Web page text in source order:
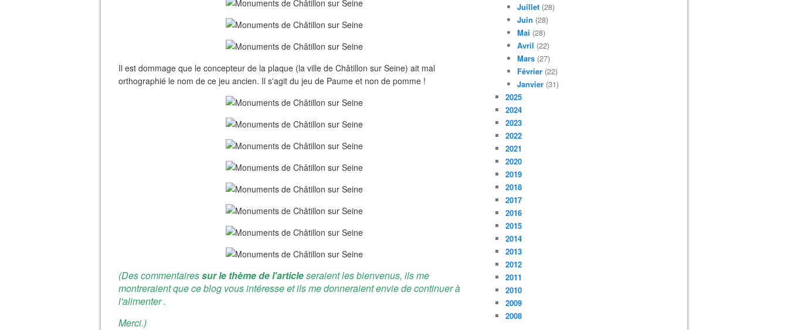
Il est dommage que le concepteur de la plaque (la ville de Châtillon sur Seine) ait mal
orthographié le nom de ce jeu ancien. Il s'agit du jeu de Paume et non de pomme !
(Des commentairessur le thème de l'articleseraient les bienvenus, ils me
montreraient que ce blog vous intéresse et ils me donneraient envie de continuer à
l'alimenter .
Merci.)
Juillet (28)
Juin (28)
Mai (28)
Avril (22)
Mars (27)
Février (22)
Janvier (31)
2025
2024
2023
2022
2021
2020
2019
2018
2017
2016
2015
2014
2013
2012
2011
2010
2009
2008